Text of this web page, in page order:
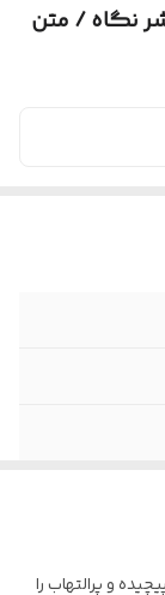
نگاه / متن
و پرالتهاب را